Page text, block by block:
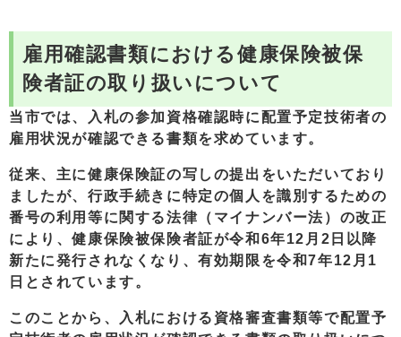
雇用確認書類における健康保険被保
険者証の取り扱いについて
当市では、入札の参加資格確認時に配置予定技術者の
雇用状況が確認できる書類を求めています。
従来、主に健康保険証の写しの提出をいただいており
ましたが、行政手続きに特定の個人を識別するための
番号の利用等に関する法律（マイナンバー法）の改正
により、健康保険被保険者証が令和6年12月2日以降
新たに発行されなくなり、有効期限を令和7年12月1
日とされています。
このことから、入札における資格審査書類等で配置予